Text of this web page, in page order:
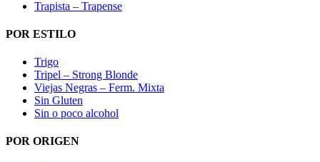
Trapista – Trapense
POR ESTILO
Trigo
Tripel – Strong Blonde
Viejas Negras – Ferm. Mixta
Sin Gluten
Sin o poco alcohol
POR ORIGEN